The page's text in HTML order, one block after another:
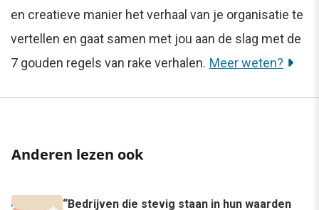
en creatieve manier het verhaal van je organisatie te
vertellen en gaat samen met jou aan de slag met de
7 gouden regels van rake verhalen. Meer weten?
Anderen lezen ook
“Bedrijven die stevig staan in hun waarden